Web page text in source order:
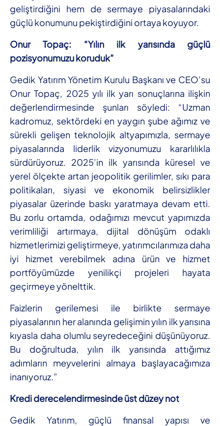
geliştirdiğini hem de sermaye piyasalarındaki
güçlü konumunu pekiştirdiğini ortaya koyuyor.
Onur Topaç: “Yılın ilk yarısında güçlü
pozisyonumuzu koruduk”
Gedik Yatırım Yönetim Kurulu Başkanı ve CEO’su
Onur Topaç, 2025 yılı ilk yarı sonuçlarına ilişkin
değerlendirmesinde şunları söyledi: “Uzman
kadromuz, sektördeki en yaygın şube ağımız ve
sürekli gelişen teknolojik altyapımızla, sermaye
piyasalarında liderlik vizyonumuzu kararlılıkla
sürdürüyoruz. 2025’in ilk yarısında küresel ve
yerel ölçekte artan jeopolitik gerilimler, sıkı para
politikaları, siyasi ve ekonomik belirsizlikler
piyasalar üzerinde baskı yaratmaya devam etti.
Bu zorlu ortamda, odağımızı mevcut yapımızda
verimliliği artırmaya, dijital dönüşüm odaklı
hizmetlerimizi geliştirmeye, yatırımcılarımıza daha
iyi hizmet verebilmek adına ürün ve hizmet
portföyümüzde yenilikçi projeleri hayata
geçirmeye yönelttik.
Faizlerin gerilemesi ile birlikte sermaye
piyasalarının her alanında gelişimin yılın ilk yarısına
kıyasla daha olumlu seyredeceğini düşünüyoruz.
Bu doğrultuda, yılın ilk yarısında attığımız
adımların meyvelerini almaya başlayacağımıza
inanıyoruz.”
Kredi derecelendirmesinde üst düzey not
Gedik Yatırım, güçlü finansal yapısı ve